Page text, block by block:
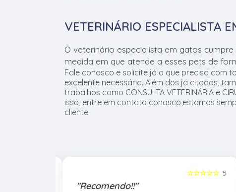
VETERINÁRIO ESPECIALISTA
O veterinário especialista em gatos
medida em que atende a esses pets de
Fale conosco e solicite já o que precisa com
excelente necessária. Além dos já citados,
trabalhos como CONSULTA VETERINÁRIA e
isso, entre em contato conosco,estamos
cliente.
5
☆☆☆☆☆
"Recomendo!!"